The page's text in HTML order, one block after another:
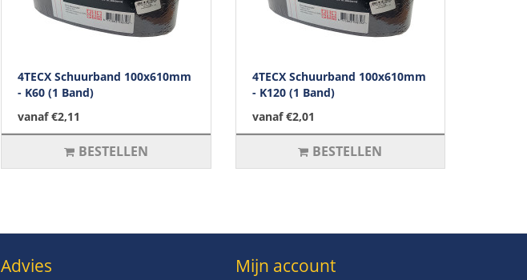
4TECX Schuurband 100x610mm
- K60 (1 Band)
vanaf €2,11
BESTELLEN
4TECX Schuurband 100x610mm
- K120 (1 Band)
vanaf €2,01
BESTELLEN
Advies Mijn account